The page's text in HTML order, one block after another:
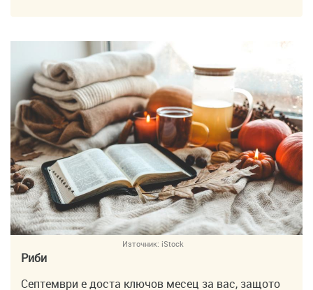
Източник: iStock
Риби
Септември е доста ключов месец за вас, защото